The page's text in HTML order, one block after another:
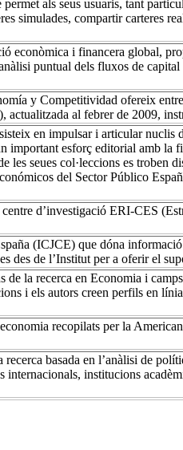
als seus usuaris, tant
simulades, compartir carteres
econòmica i financera global,
puntual dels fluxos de
y Competitividad ofereix
al febrer de 2009,
en impulsar i articular nuclis
important esforç editorial amb la
les seues col·leccions es troben
del Sector Público
d’investigació ERI-CES
(ICJCE) que dóna
des de l’Institut per a oferir el
la recerca en Economia i
i els autors creen perfils en
recopilats per la
basada en l’anàlisi de
institucions